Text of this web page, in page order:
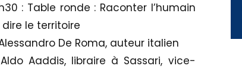
: Table ronde : Raconter l’humain
le territoire
De Roma, auteur italien
Aaddis, libraire à Sassari, vice-